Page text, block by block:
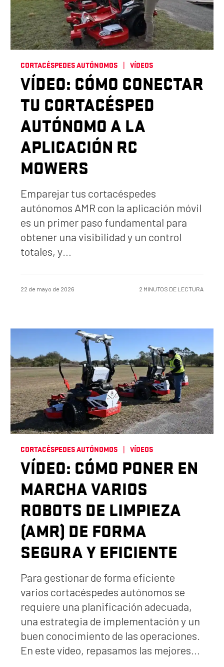
CORTACÉSPEDES AUTÓNOMOS VÍDEOS
VÍDEO: CÓMO CONECTAR
TU CORTACÉSPED
AUTÓNOMO A LA
APLICACIÓN RC
MOWERS
Emparejar tus cortacéspedes
autónomos AMR con la aplicación móvil
es un primer paso fundamental para
obtener una visibilidad y un control
totales, y…
22 de mayo de 2026 2 MINUTOS DE LECTURA
CORTACÉSPEDES AUTÓNOMOS VÍDEOS
VÍDEO: CÓMO PONER EN
MARCHA VARIOS
ROBOTS DE LIMPIEZA
(AMR) DE FORMA
SEGURA Y EFICIENTE
Para gestionar de forma eficiente
varios cortacéspedes autónomos se
requiere una planificación adecuada,
una estrategia de implementación y un
buen conocimiento de las operaciones.
En este vídeo, repasamos las mejores…